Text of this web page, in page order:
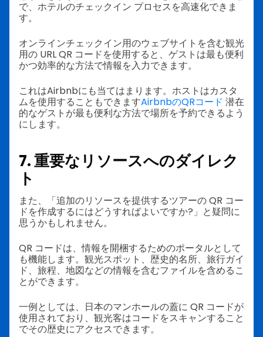
で、ホテルのチェックイン プロセスを高速化できま
す。
オンラインチェックイン用のウェブサイトを含む観光
用の URL QR コードを使用すると、ゲストは最も便利
かつ効率的な方法で情報を入力できます。
これはAirbnbにも当てはまります。ホストはカスタ
ムを使用することもできますAirbnbのQRコード 潜在
的なゲストが最も便利な方法で場所を予約できるよう
にします。
7. 重要なリソースへのダイレク
ト
また、「追加のリソースを提供するツアーの QR コー
ドを作成するにはどうすればよいですか?」と疑問に
思うかもしれません。
QR コードは、情報を開梱するためのポータルとして
も機能します。観光スポット、歴史的名所、旅行ガイ
ド、旅程、地図などの情報を含むファイルを含めるこ
とができます。
一例としては、日本のマンホールの蓋に QR コードが
使用されており、観光客はコードをスキャンすること
でその歴史にアクセスできます。